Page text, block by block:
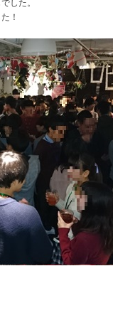
した。
！